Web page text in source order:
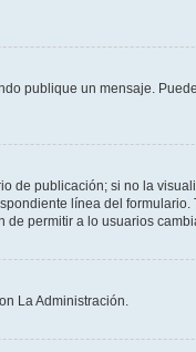
publique un mensaje.
de publicación; si no la
línea del
permitir a lo usuarios
La Administración.